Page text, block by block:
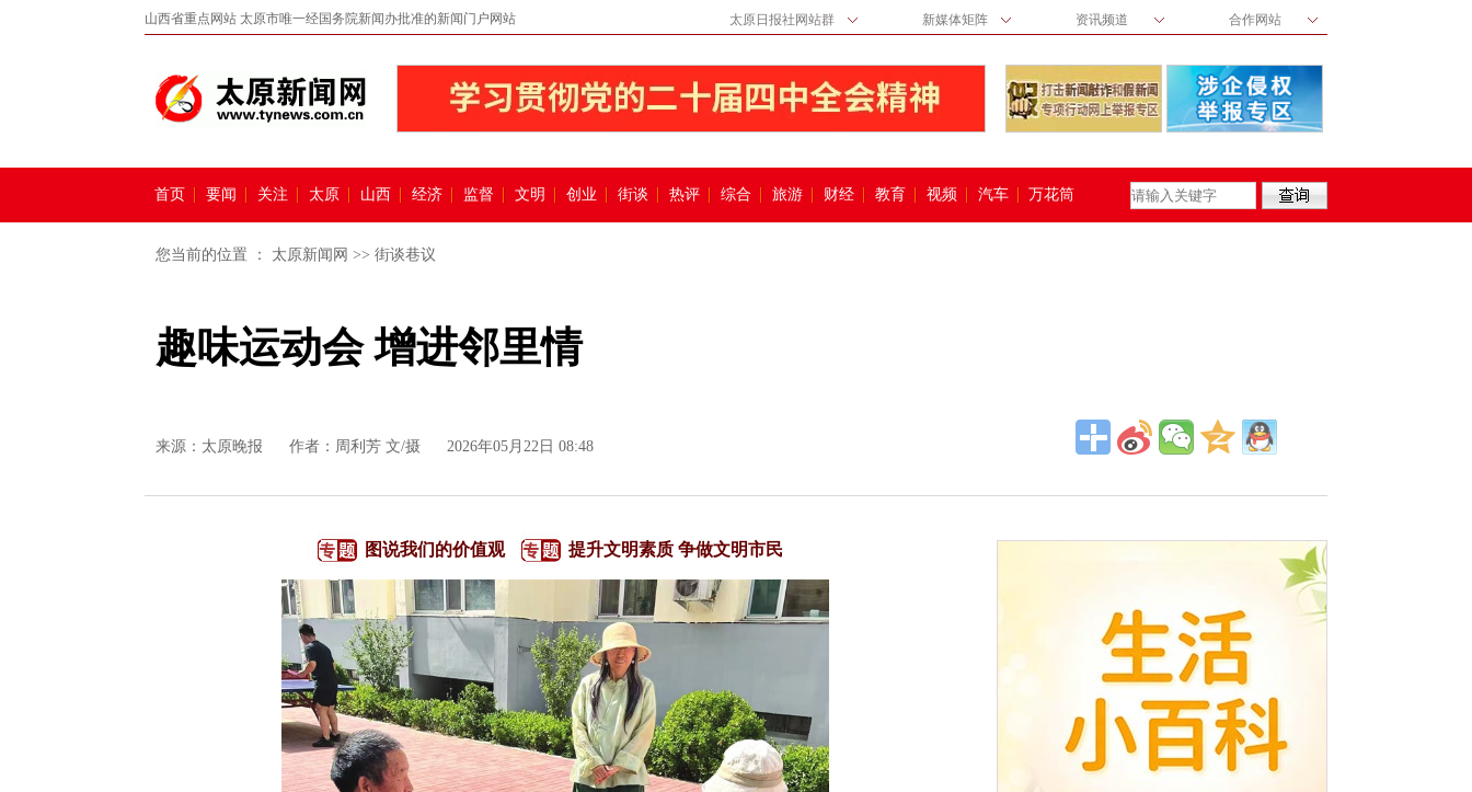
山西省重点网站 太原市唯一经国务院新闻办批准的新闻门户网站 太原日报社网站群 新媒体矩阵 资讯频道 合作网站
首页 要闻 关注 太原 山西 经济 监督 文明 创业 街谈 热评 综合 旅游 财经 教育 视频 汽车 万花筒
您当前的位置 ： 太原新闻网 >> 街谈巷议
趣味运动会 增进邻里情
来源： 太原晚报 作者：周利芳 文/摄 2026年05月22日 08:48
图说我们的价值观 提升文明素质 争做文明市民